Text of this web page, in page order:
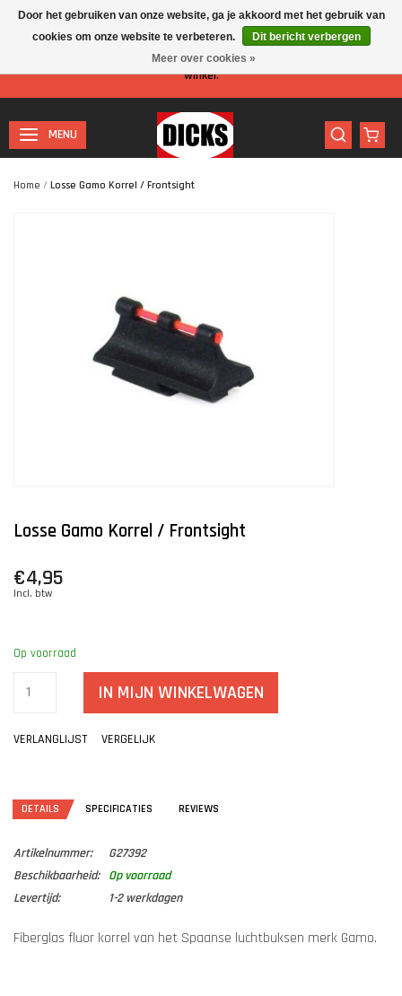
Let op: I.v.m. de zomervakantie is er minder personeel aanwezig in de
winkel.
MENU
Home / Losse Gamo Korrel / Frontsight
Losse Gamo Korrel / Frontsight
€4,95
Incl. btw
Op voorraad
IN MIJN WINKELWAGEN
VERLANGLIJST VERGELIJK
DETAILS SPECIFICATIES REVIEWS
Artikelnummer:
G27392
Beschikbaarheid:
Op voorraad
Levertijd:
1-2 werkdagen
Fiberglas fluor korrel van het Spaanse luchtbuksen merk Gamo.
Door het gebruiken van onze website, ga je akkoord met het gebruik van
cookies om onze website te verbeteren.
Dit bericht verbergen
Meer over cookies »